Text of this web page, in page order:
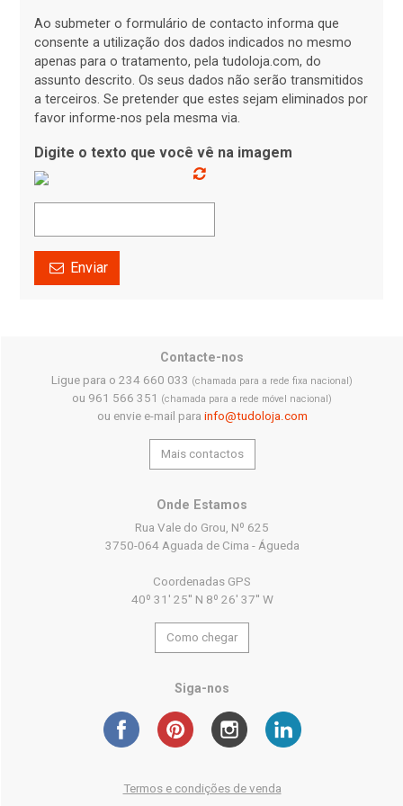
Ao submeter o formulário de contacto informa que
consente a utilização dos dados indicados no mesmo
apenas para o tratamento, pela tudoloja.com, do
assunto descrito. Os seus dados não serão transmitidos
a terceiros. Se pretender que estes sejam eliminados por
favor informe-nos pela mesma via.
Digite o texto que você vê na imagem
Enviar
Contacte-nos
Ligue para o 234 660 033 (chamada para a rede fixa nacional)
ou 961 566 351 (chamada para a rede móvel nacional)
ou envie e-mail para info@tudoloja.com
Mais contactos
Onde Estamos
Rua Vale do Grou, Nº 625
3750-064 Aguada de Cima - Águeda
Coordenadas GPS
40º 31' 25'' N 8º 26' 37'' W
Como chegar
Siga-nos
Termos e condições de venda